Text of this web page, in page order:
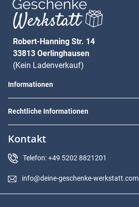
Robert-Hanning Str. 14
33813 Oerlinghausen
(Kein Ladenverkauf)
Informationen
Rechtliche Informationen
Kontakt
Telefon: +49 5202 8821201
info@deine-geschenke-werkstatt.com